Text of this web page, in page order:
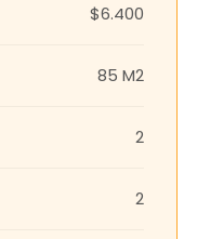
$6.400
85 M2
2
2